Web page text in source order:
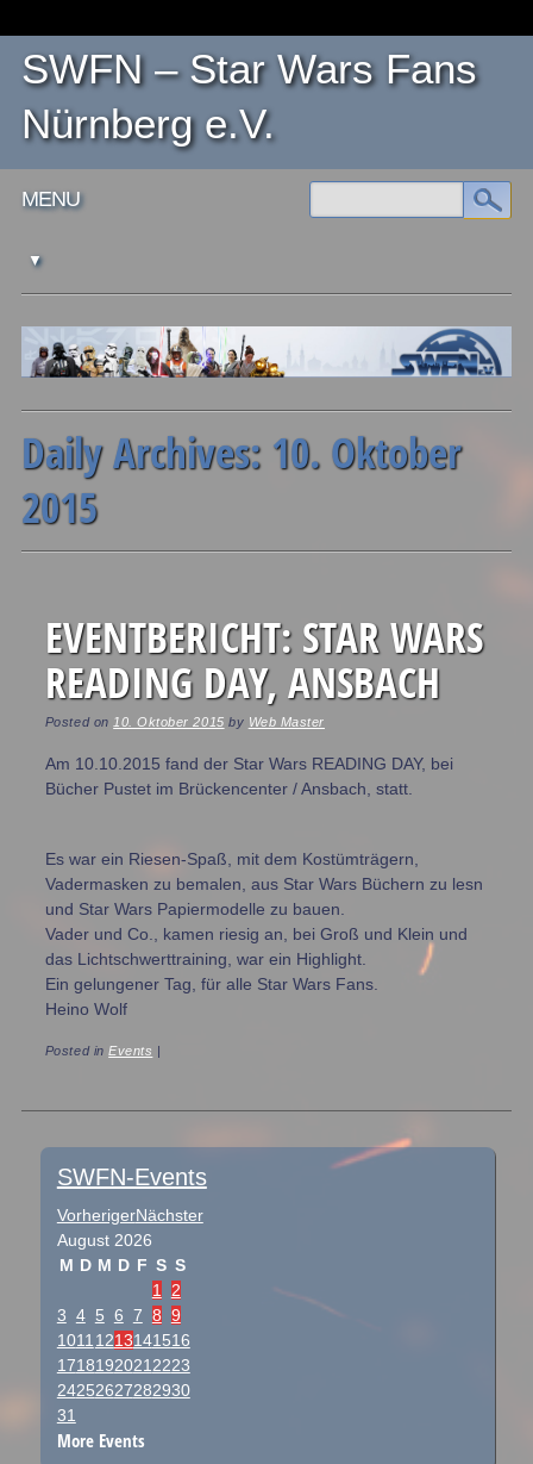
SWFN – Star Wars Fans
Nürnberg e.V.
Main menu
MENU
Daily Archives: 10. Oktober
2015
EVENTBERICHT: STAR WARS
READING DAY, ANSBACH
Posted on 10. Oktober 2015 by Web Master
Am 10.10.2015 fand der Star Wars READING DAY, bei
Bücher Pustet im Brückencenter / Ansbach, statt.
Es war ein Riesen-Spaß, mit dem Kostümträgern,
Vadermasken zu bemalen, aus Star Wars Büchern zu lesn
und Star Wars Papiermodelle zu bauen.
Vader und Co., kamen riesig an, bei Groß und Klein und
das Lichtschwerttraining, war ein Highlight.
Ein gelungener Tag, für alle Star Wars Fans.
Heino Wolf
Posted inEvents
Post navigation
SWFN-Events
VorherigerNächster
August 2026
M D M D F S S
1 2
3 4 5 6 7 8 9
10111213141516
17181920212223
24252627282930
31
More Events